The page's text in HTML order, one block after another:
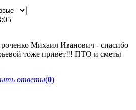
Михаил Иванович - спасибо
тоже привет!!! ПТО и сметы
ответы(0)